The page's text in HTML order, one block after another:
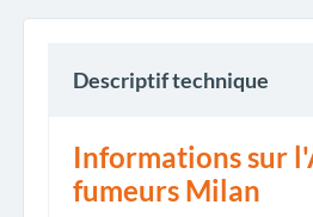
Descriptif technique
Informations sur
fumeurs Milan